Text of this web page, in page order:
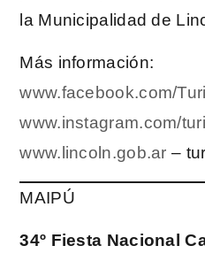
la Municipalidad de
Más información:
www.facebook.com/
www.instagram.com/
www.lincoln.gob.ar –
MAIPÚ
34º Fiesta Nacional